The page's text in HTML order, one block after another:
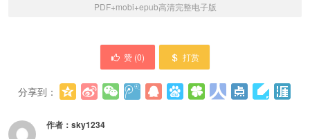
PDF+mobi+epub高清完整电子版
赞 (0) 打赏
分享到：
作者： sky1234